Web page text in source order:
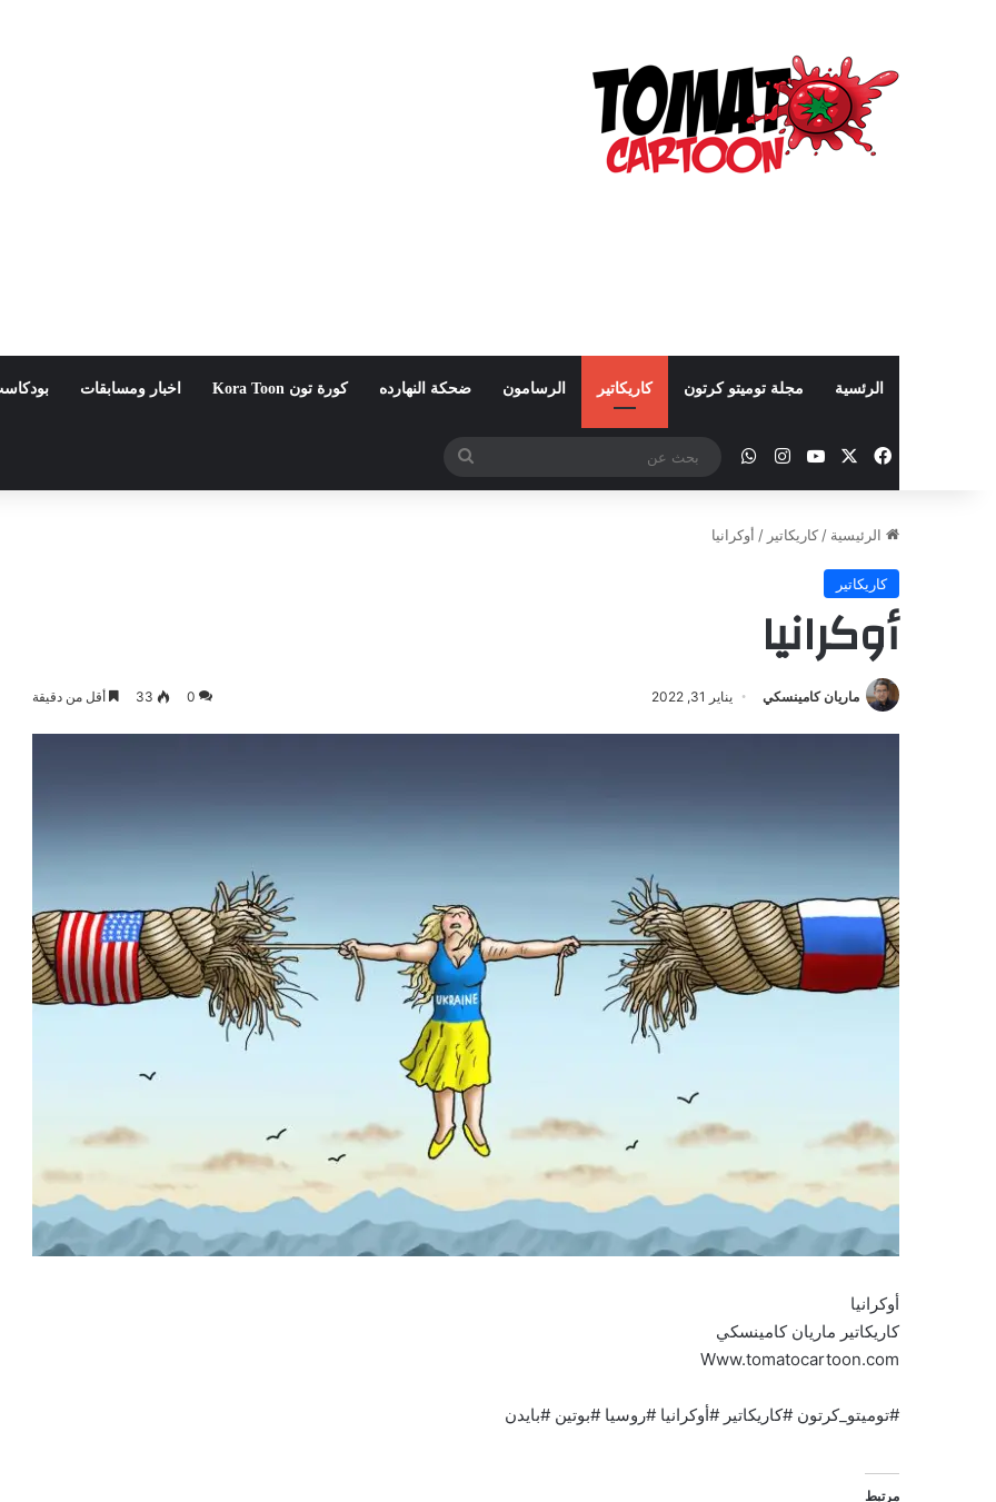
الرئسية مجلة توميتو كرتون كاريكاتير الرسامون ضحكة النهارده كورة تون Kora Toon اخبار ومسابقات
فيسبوك ‫YouTube
انستقرامواتساب
بحث
عن
الرئيسية / كاريكاتير / أوكرانيا
كاريكاتير
أوكرانيا
ماريان كامينسكي يناير 31, 2022 0
33 أقل من دقيقة
أوكرانيا
كاريكاتير ماريان كامينسكي
Www.tomatocartoon.com
#توميتو_كرتون #كاريكاتير #أوكرانيا #روسيا #بوتين #بايدن
مرتبط